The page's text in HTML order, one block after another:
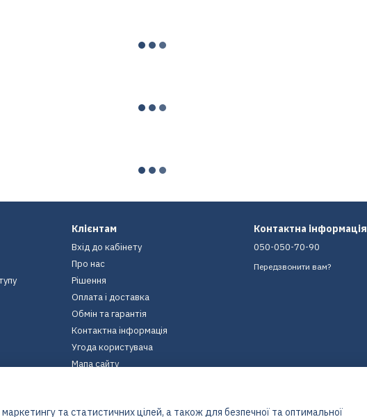
Клієнтам
Вхід до кабінету
Про нас
Рішення
Оплата і доставка
Обмін та гарантія
Контактна інформація
Угода користувача
Мапа сайту
Контактна інформація
050-050-70-90
Передзвонити вам?
та статистичних цілей, а також для безпечної та оптимальної